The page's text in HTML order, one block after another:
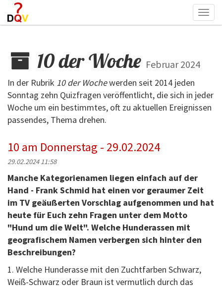
10 der Woche Februar 2024
In der Rubrik 10 der Wochewerden seit 2014 jeden
Sonntag zehn Quizfragen veröffentlicht, die sich in jeder
Woche um ein bestimmtes, oft zu aktuellen Ereignissen
passendes, Thema drehen.
10 am Donnerstag - 29.02.2024
29.02.2024 11:58
Manche Kategorienamen liegen einfach auf der
Hand - Frank Schmid hat einen vor geraumer Zeit
im TV geäußerten Vorschlag aufgenommen und hat
heute für Euch zehn Fragen unter dem Motto
"Hund um die Welt". Welche Hunderassen mit
geografischem Namen verbergen sich hinter den
Beschreibungen?
1. Welche Hunderasse mit den Zuchtfarben Schwarz,
Weiß-Schwarz oder Braun ist vermutlich durch das